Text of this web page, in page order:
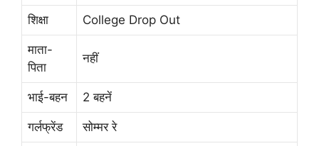
शिक्षा College Drop Out
माता-
पिता
नहीं
भाई-बहन 2 बहनें
गर्लफ्रेंड सोम्मर रे